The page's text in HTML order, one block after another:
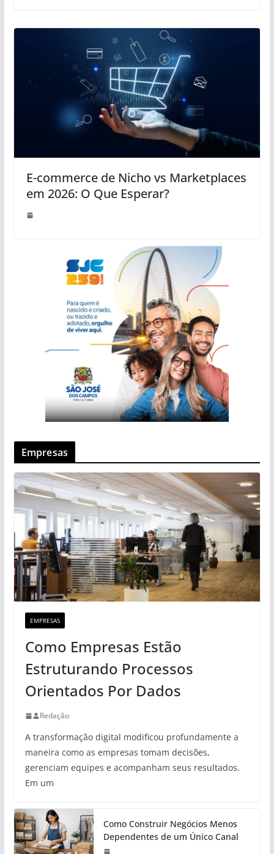
E-commerce de Nicho vs Marketplaces
em 2026: O Que Esperar?
Empresas
EMPRESAS
Como Empresas Estão
Estruturando Processos
Orientados Por Dados
Redação
A transformação digital modificou profundamente a
maneira como as empresas tomam decisões,
gerenciam equipes e acompanham seus resultados.
Em um
Como Construir Negócios Menos
Dependentes de um Único Canal